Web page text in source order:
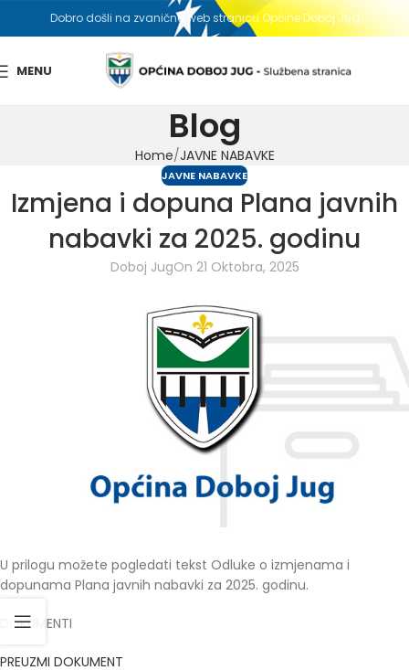
Dobro došli na zvaničnu web stranicu Općine Doboj Jug
MENU
Blog
Home JAVNE NABAVKE
JAVNE NABAVKE
Izmjena i dopuna Plana javnih
nabavki za 2025. godinu
Doboj JugOn 21 Oktobra, 2025
U prilogu možete pogledati tekst Odluke o izmjenama i
dopunama Plana javnih nabavki za 2025. godinu.
DOKUMENTI
PREUZMI DOKUMENT